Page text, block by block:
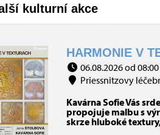
kulturní akce
HARMONIE V
06.08.2026 od
Priessnitzovy
Kavárna Sofie Vás
propojuje malbu s
skrze hluboké